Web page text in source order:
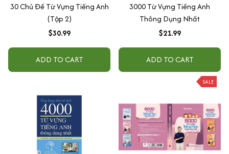
30 Chủ Đề Từ Vựng Tiếng Anh
(Tập 2)
$30.99
ADD TO CART
3000 Từ Vựng Tiếng Anh
Thông Dụng Nhất
$21.99
ADD TO CART
SALE